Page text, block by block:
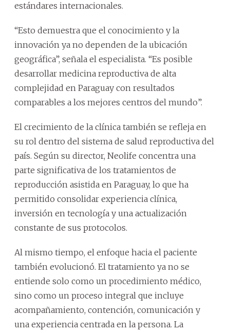
estándares internacionales.
“Esto demuestra que el conocimiento y la
innovación ya no dependen de la ubicación
geográfica”, señala el especialista. “Es posible
desarrollar medicina reproductiva de alta
complejidad en Paraguay con resultados
comparables a los mejores centros del mundo”.
El crecimiento de la clínica también se refleja en
su rol dentro del sistema de salud reproductiva del
país. Según su director, Neolife concentra una
parte significativa de los tratamientos de
reproducción asistida en Paraguay, lo que ha
permitido consolidar experiencia clínica,
inversión en tecnología y una actualización
constante de sus protocolos.
Al mismo tiempo, el enfoque hacia el paciente
también evolucionó. El tratamiento ya no se
entiende solo como un procedimiento médico,
sino como un proceso integral que incluye
acompañamiento, contención, comunicación y
una experiencia centrada en la persona. La